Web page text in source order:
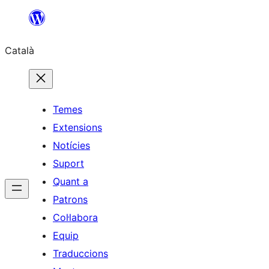
contingut
Català
Temes
Extensions
Notícies
Suport
Quant a
Patrons
Col·labora
Equip
Traduccions